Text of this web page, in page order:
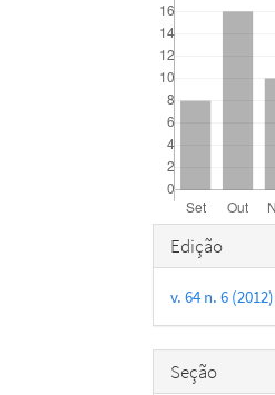
Detalhes
do
artigo
Edição
v. 64 n. 6
Seção